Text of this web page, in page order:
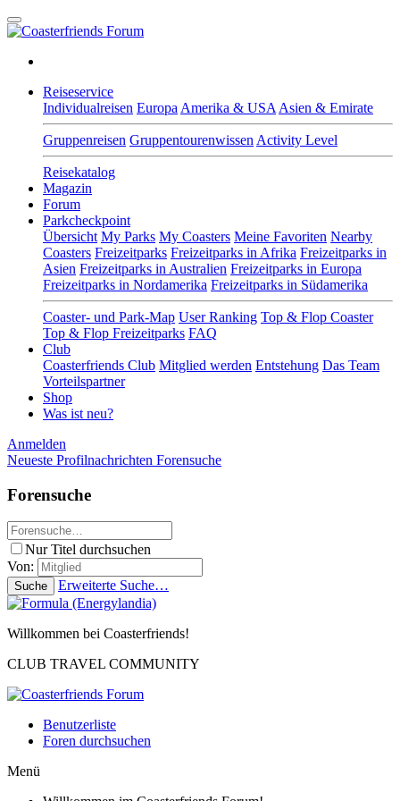
Reiseservice
Individualreisen Europa Amerika & USA Asien & Emirate
Gruppenreisen Gruppentourenwissen Activity Level
Reisekatalog
Magazin
Forum
Parkcheckpoint
Übersicht My Parks My Coasters Meine Favoriten Nearby
Coasters Freizeitparks Freizeitparks in Afrika Freizeitparks in
Asien Freizeitparks in Australien Freizeitparks in Europa
Freizeitparks in Nordamerika Freizeitparks in Südamerika
Coaster- und Park-Map User Ranking Top & Flop Coaster
Top & Flop Freizeitparks FAQ
Club
Coasterfriends Club Mitglied werden Entstehung Das Team
Vorteilspartner
Shop
Was ist neu?
Anmelden
Neueste Profilnachrichten Forensuche
Forensuche
Nur Titel durchsuchen
Von:
Suche Erweiterte Suche…
Willkommen bei Coasterfriends!
CLUB TRAVEL COMMUNITY
Benutzerliste
Foren durchsuchen
Menü